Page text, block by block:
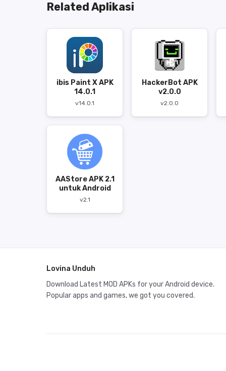
Related Aplikasi
ibis Paint X APK
14.0.1
v14.0.1
HackerBot APK
v2.0.0
v2.0.0
AAStore APK 2.1
untuk Android
v2.1
Lovina Unduh
Download Latest MOD APKs for your Android device.
Popular apps and games, we got you covered.